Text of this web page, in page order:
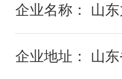
企业名称： 山
企业地址： 山